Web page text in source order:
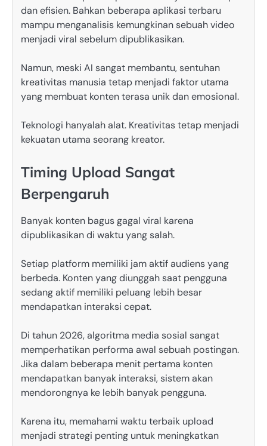
dan efisien. Bahkan beberapa aplikasi terbaru
mampu menganalisis kemungkinan sebuah video
menjadi viral sebelum dipublikasikan.
Namun, meski AI sangat membantu, sentuhan
kreativitas manusia tetap menjadi faktor utama
yang membuat konten terasa unik dan emosional.
Teknologi hanyalah alat. Kreativitas tetap menjadi
kekuatan utama seorang kreator.
Timing Upload Sangat
Berpengaruh
Banyak konten bagus gagal viral karena
dipublikasikan di waktu yang salah.
Setiap platform memiliki jam aktif audiens yang
berbeda. Konten yang diunggah saat pengguna
sedang aktif memiliki peluang lebih besar
mendapatkan interaksi cepat.
Di tahun 2026, algoritma media sosial sangat
memperhatikan performa awal sebuah postingan.
Jika dalam beberapa menit pertama konten
mendapatkan banyak interaksi, sistem akan
mendorongnya ke lebih banyak pengguna.
Karena itu, memahami waktu terbaik upload
menjadi strategi penting untuk meningkatkan